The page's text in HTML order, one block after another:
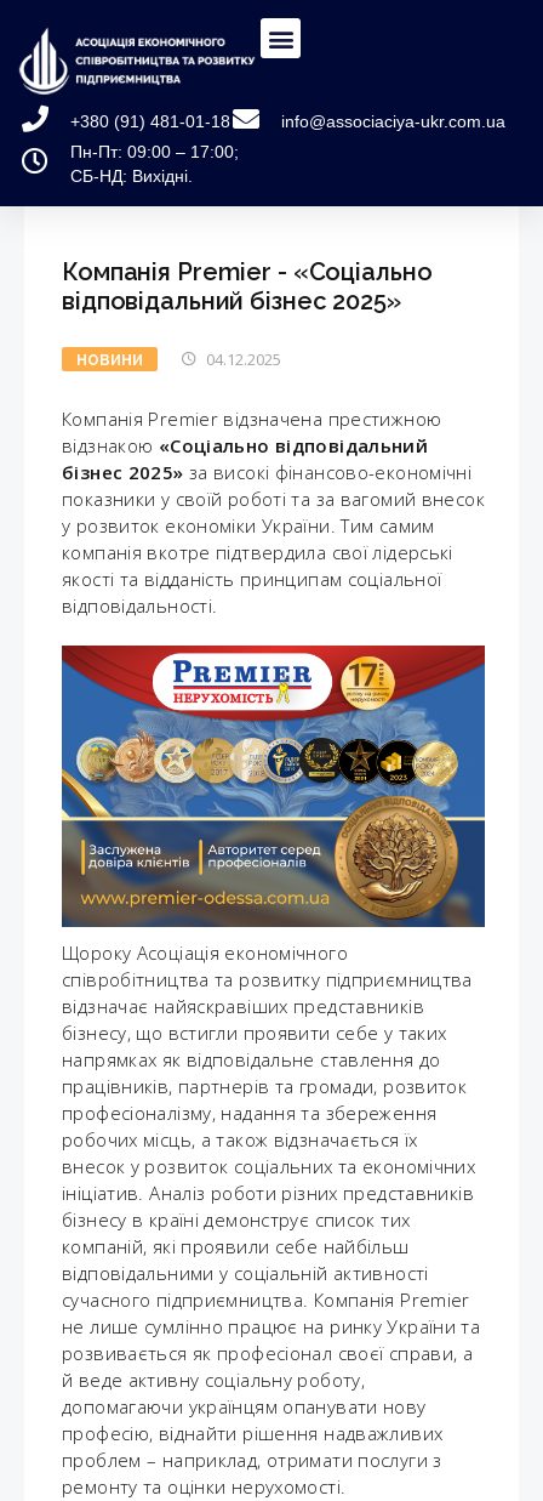
+380 (91) 481-01-18
info@associaciya-ukr.com.ua
Пн-Пт: 09:00 – 17:00;
СБ-НД: Вихідні.
Компанія Premier - «Соціально
відповідальний бізнес 2025»
НОВИНИ 04.12.2025
Компанія Premier відзначена престижною
відзнакою «Соціально відповідальний
бізнес 2025» за високі фінансово-економічні
показники у своїй роботі та за вагомий внесок
у розвиток економіки України. Тим самим
компанія вкотре підтвердила свої лідерські
якості та відданість принципам соціальної
відповідальності.
Щороку Асоціація економічного
співробітництва та розвитку підприємництва
відзначає найяскравіших представників
бізнесу, що встигли проявити себе у таких
напрямках як відповідальне ставлення до
працівників, партнерів та громади, розвиток
професіоналізму, надання та збереження
робочих місць, а також відзначається їх
внесок у розвиток соціальних та економічних
ініціатив. Аналіз роботи різних представників
бізнесу в країні демонструє список тих
компаній, які проявили себе найбільш
відповідальними у соціальній активності
сучасного підприємництва. Компанія Premier
не лише сумлінно працює на ринку України та
розвивається як професіонал своєї справи, а
й веде активну соціальну роботу,
допомагаючи українцям опанувати нову
професію, віднайти рішення надважливих
проблем – наприклад, отримати послуги з
ремонту та оцінки нерухомості.